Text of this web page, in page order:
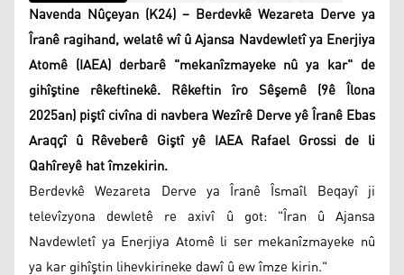
Navenda Nûçeyan (K24) – Berdevkê Wezareta Derve ya
Îranê ragihand, welatê wî û Ajansa Navdewletî ya Enerjiya
Atomê (IAEA) derbarê "mekanîzmayeke nû ya kar" de
gihîştine rêkeftinekê. Rêkeftin îro Sêşemê (9ê Îlona
2025an) piştî civîna di navbera Wezîrê Derve yê Îranê Ebas
Araqçî û Rêveberê Giştî yê IAEA Rafael Grossi de li
Qahîreyê hat îmzekirin.
Berdevkê Wezareta Derve ya Îranê Îsmaîl Beqayî ji
televîzyona dewletê re axivî û got: "Îran û Ajansa
Navdewletî ya Enerjiya Atomê li ser mekanîzmayeke nû
ya kar gihîştin lihevkirineke dawî û ew îmze kirin."